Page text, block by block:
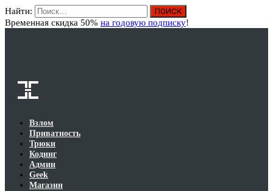
Найти:
Временная скидка 50% на годовую подписку!
Взлом
Приватность
Трюки
Кодинг
Админ
Geek
Магазин